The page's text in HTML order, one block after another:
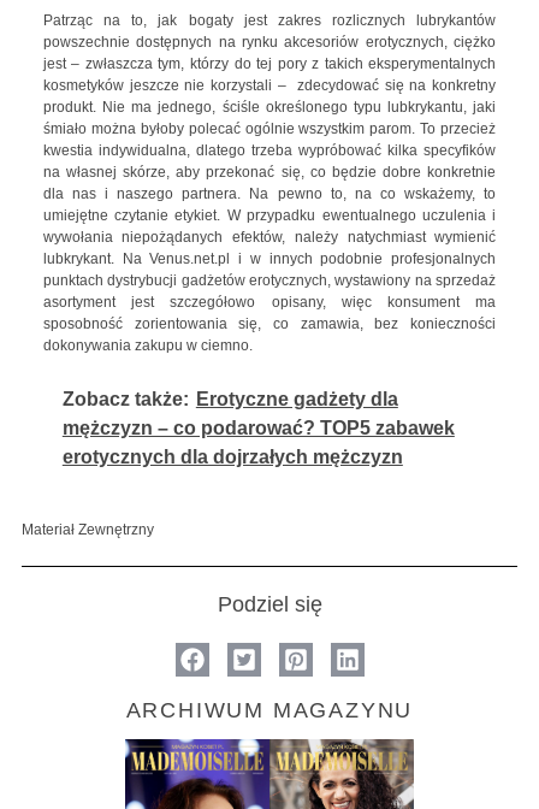
Patrząc na to, jak bogaty jest zakres rozlicznych lubrykantów
powszechnie dostępnych na rynku akcesoriów erotycznych, ciężko
jest – zwłaszcza tym, którzy do tej pory z takich eksperymentalnych
kosmetyków jeszcze nie korzystali – zdecydować się na konkretny
produkt. Nie ma jednego, ściśle określonego typu lubkrykantu, jaki
śmiało można byłoby polecać ogólnie wszystkim parom. To przecież
kwestia indywidualna, dlatego trzeba wypróbować kilka specyfików
na własnej skórze, aby przekonać się, co będzie dobre konkretnie
dla nas i naszego partnera. Na pewno to, na co wskażemy, to
umiejętne czytanie etykiet. W przypadku ewentualnego uczulenia i
wywołania niepożądanych efektów, należy natychmiast wymienić
lubkrykant. Na Venus.net.pl i w innych podobnie profesjonalnych
punktach dystrybucji gadżetów erotycznych, wystawiony na sprzedaż
asortyment jest szczegółowo opisany, więc konsument ma
sposobność zorientowania się, co zamawia, bez konieczności
dokonywania zakupu w ciemno.
Zobacz także: Erotyczne gadżety dla
mężczyzn – co podarować? TOP5 zabawek
erotycznych dla dojrzałych mężczyzn
Materiał Zewnętrzny
Podziel się
ARCHIWUM MAGAZYNU